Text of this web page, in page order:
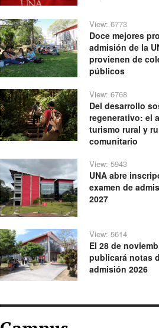
View: 6773
Doce mejores
admisión de la
provienen de
públicos
View: 6768
Del desarrollo
regenerativo: el
turismo rural y
comunitario
View: 5943
UNA abre
examen de
2027
View: 5614
El 28 de
publicará notas
admisión 2026